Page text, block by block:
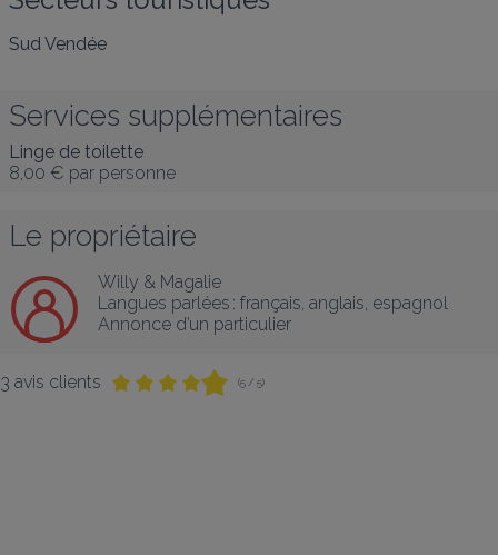
Sud Vendée
Services supplémentaires
Linge de toilette
8,00 € par personne
Le propriétaire
Willy & Magalie
Langues parlées : français, anglais, espagnol
Annonce d’un particulier
3 avis clients (5 / 5)